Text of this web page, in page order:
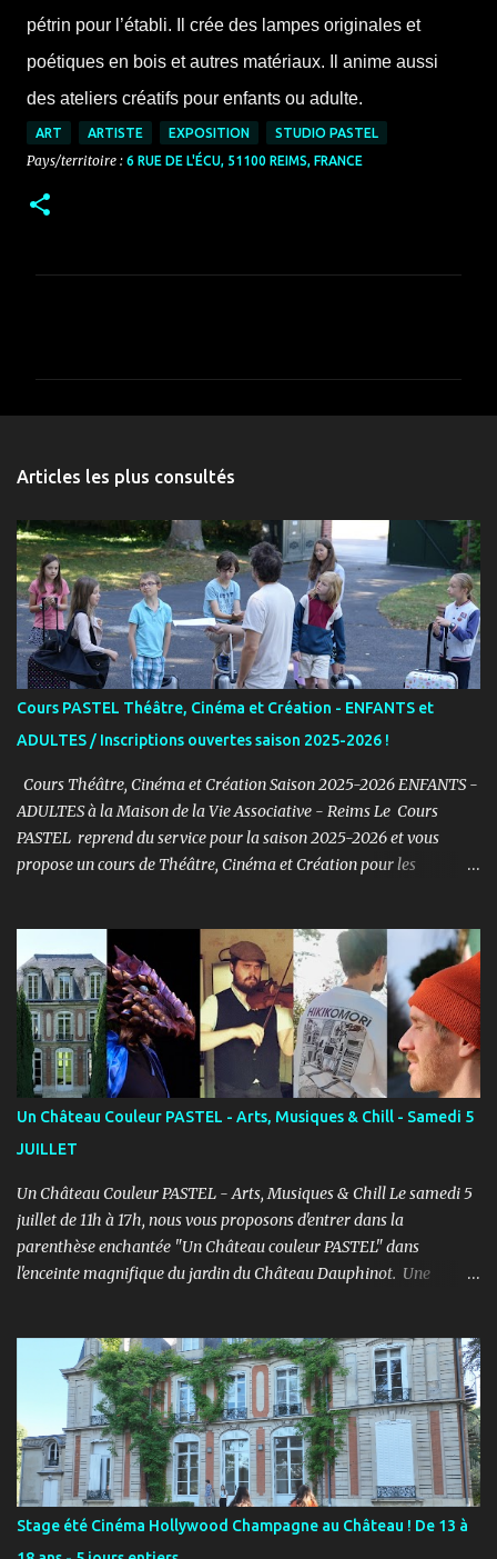
pétrin pour l’établi. Il crée des lampes originales et
poétiques en bois et autres matériaux. Il anime aussi
des ateliers créatifs pour enfants ou adulte.
ART ARTISTE EXPOSITION STUDIO PASTEL
Pays/territoire : 6 RUE DE L'ÉCU, 51100 REIMS, FRANCE
n
a
i
r
e
s
Articles les plus consultés
Cours PASTEL Théâtre, Cinéma et Création - ENFANTS et
ADULTES / Inscriptions ouvertes saison 2025-2026 !
Cours Théâtre, Cinéma et Création Saison 2025-2026 ENFANTS -
ADULTES à la Maison de la Vie Associative - Reims Le Cours
PASTEL reprend du service pour la saison 2025-2026 et vous
propose un cours de Théâtre, Cinéma et Création pour les
d’élèves au Studio PASTEL anciennement, le Cours PASTEL revient
à la Maison de la Vie Associative dans une salle de 150m2 pour
pratiquer confortablement avec des élèves passionnés et curieux
d’apprendre. COURS ENFANTS Notre volonté : permettre
l'épanouissement de l'enfant à travers cet art, qu'il puisse s'exprimer
et prendre confiance en lui en prenant du plaisir dans un cadre
bienveillant. PROGRAMME ENFANTS : Pendant le 1er semestre, les
enfants découvriront le jeu d’acteur théâtre et cinéma à travers des
exercices d’improvisation, émotionnels, de concentration, d’écoute,
d...
Un Château Couleur PASTEL - Arts, Musiques & Chill - Samedi 5
JUILLET
Un Château Couleur PASTEL - Arts, Musiques & Chill Le samedi 5
juillet de 11h à 17h, nous vous proposons d'entrer dans la
parenthèse enchantée "Un Château couleur PASTEL" dans
l'enceinte magnifique du jardin du Château Dauphinot. Une
PUBLIC “Saxo et la forêt de Memoria” - Conte théâtral
merveilleux 12h à 14h : Concert Pique-Nique “SWING” avec Léo
Mathieu et Rémi Costa - Jazz manouche, reprises internationales
11h à 17h : Marché artistique avec : LES CROQUEUZES, RUCKAS
STUDIO, LGM-1, CAPUCINE FERTÉ, La Musique et les Mots /
Aurélie Pattier et LES PETITS PIEDS. 12h à 17h : Atelier de
présentation et initiation à la sérigraphie avec Ruckas Studio.
Atelier Croquis avec les Croqueuzes pour repartir avec une autre
Stage été Cinéma Hollywood Champagne au Château ! De 13 à